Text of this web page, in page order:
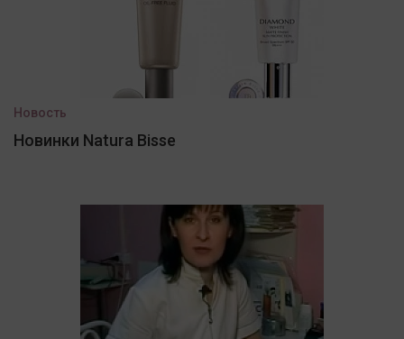
Новость
Новинки Natura Bisse